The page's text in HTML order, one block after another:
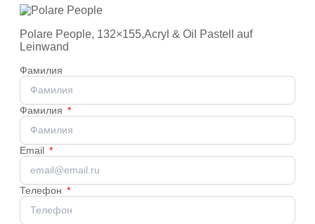
Polare People, 132×155,Acryl & Oil Pastell auf
Leinwand
Фамилия
Фамилия
Email
Телефон